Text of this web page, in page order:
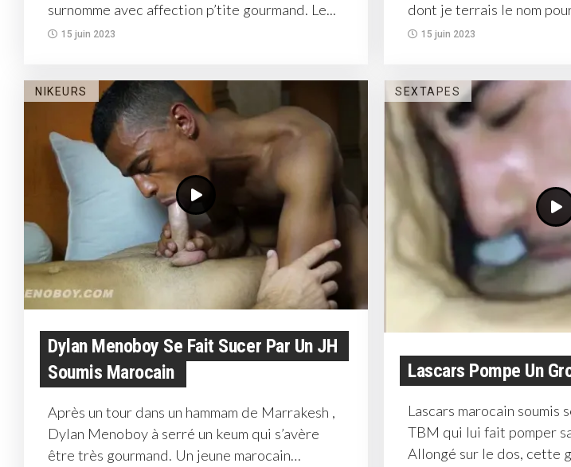
surnomme avec affection p’tite gourmand. Le...
15 juin 2023
dont je terrais le nom
15 juin 2023
NIKEURS
Dylan Menoboy Se Fait Sucer Par Un JH
Soumis Marocain
Après un tour dans un hammam de Marrakesh ,
Dylan Menoboy à serré un keum qui s’avère
être très gourmand. Un jeune marocain
SEXTAPES
Lascars Pompe Un
Lascars marocain soumis
TBM qui lui fait pomper
Allongé sur le dos, cette